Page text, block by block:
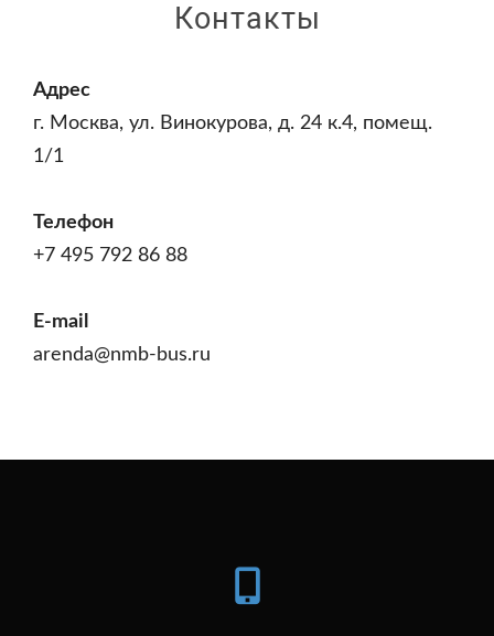
Контакты
Адрес
г. Москва, ул. Винокурова, д. 24 к.4, помещ.
1/1
Телефон
+7 495 792 86 88
E-mail
arenda@nmb-bus.ru